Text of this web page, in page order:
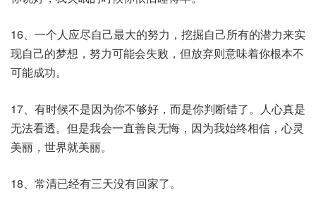
16、一个人应尽自己最大的努力，挖掘自己所有的潜力来实
现自己的梦想，努力可能会失败，但放弃则意味着你根本不
可能成功。
17、有时候不是因为你不够好，而是你判断错了。人心真是
无法看透。但是我会一直善良无悔，因为我始终相信，心灵
美丽，世界就美丽。
18、常清已经有三天没有回家了。